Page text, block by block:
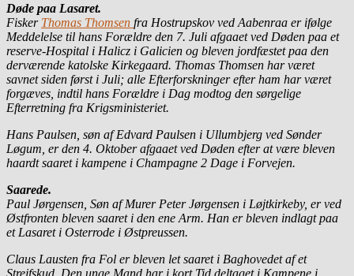
Døde paa Lasaret.
Fisker Thomas Thomsen fra Hostrupskov ved Aabenraa er ifølge
Meddelelse til hans Forældre den 7. Juli afgaaet ved Døden paa et
reserve-Hospital i Halicz i Galicien og bleven jordfæstet paa den
derværende katolske Kirkegaard. Thomas Thomsen har været
savnet siden først i Juli; alle Efterforskninger efter ham har været
forgæves, indtil hans Forældre i Dag modtog den sørgelige
Efterretning fra Krigsministeriet.
Hans Paulsen, søn af Edvard Paulsen i Ullumbjerg ved Sønder
Løgum, er den 4. Oktober afgaaet ved Døden efter at være bleven
haardt saaret i kampene i Champagne 2 Dage i Forvejen.
Saarede.
Paul Jørgensen, Søn af Murer Peter Jørgensen i Løjtkirkeby, er ved
Østfronten bleven saaret i den ene Arm. Han er bleven indlagt paa
et Lasaret i Osterrode i Østpreussen.
Claus Lausten fra Fol er bleven let saaret i Baghovedet af et
Strejfskud. Den unge Mand har i kort Tid deltaget i Kampene i